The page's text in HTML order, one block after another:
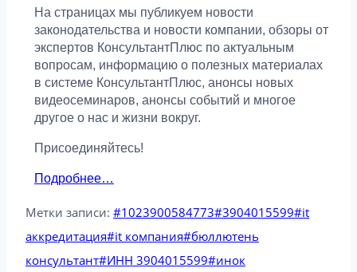
На страницах мы публикуем новости
законодательства и новости компании, обзоры от
экспертов КонсультантПлюс по актуальным
вопросам, информацию о полезных материалах
в системе КонсультантПлюс, анонсы новых
видеосеминаров, анонсы событий и многое
другое о нас и жизни вокруг.
Присоединяйтесь!
Подробнее…
Метки записи: #1023900584773#3904015599#it
аккредитация#it компания#бюллютень
консультант#ИНН 3904015599#инок